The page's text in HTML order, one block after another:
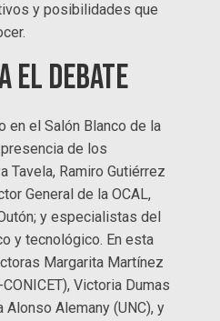
y posibilidades que
el debate
en el Salón Blanco de la
de los
Tavela, Ramiro Gutiérrez
General de la OCAL,
y especialistas del
y tecnológico. En esta
Margarita Martínez
Victoria Dumas
Alonso Alemany (UNC), y